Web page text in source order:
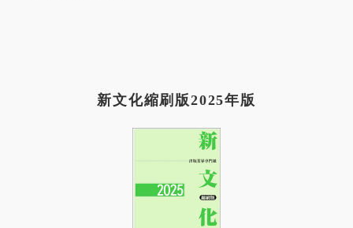
新文化縮刷版2025年版